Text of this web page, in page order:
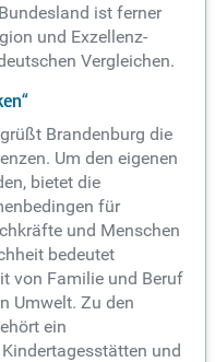
ist ferner
und Exzellenz-
Vergleichen.
Brandenburg die
Um den eigenen
bietet die
für
und Menschen
bedeutet
von Familie und Beruf
Umwelt. Zu den
ein
und